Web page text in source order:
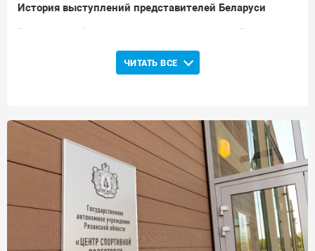
История выступлений представителей Беларуси
Белорусы дебютировали на соревнованиях в Рязани в
: В соревнованиях приняли участие 4 белорусских
третьем круге основной одиночки, а единственная
белоруска Анастасия Абрамович проиграла во втором
круге. В парном разряде Абрамович и Ищенко уступили
во втором круге, Даниил Мороз дошел до
четвертьфинала, а Михаил Князев вместе с
молдаванином Ильей Снитари завоевал звание
: В соревнованиях приняли участие 4 представителя
ЧИТАТЬ ВСЕ